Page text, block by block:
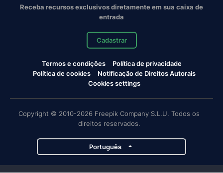
Receba recursos exclusivos diretamente em sua caixa de
entrada
Cadastrar
Termos e condições
Política de privacidade
Política de cookies
Notificação de Direitos Autorais
Cookies settings
Copyright © 2010-2026 Freepik Company S.L.U. Todos os
direitos reservados.
Português